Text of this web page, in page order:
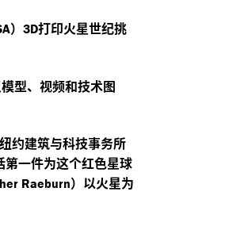
） 3D打印火星世纪挑
型、视频和技术图
约建筑与科技事务所
一件为这个红色星球
Raeburn）以火星为